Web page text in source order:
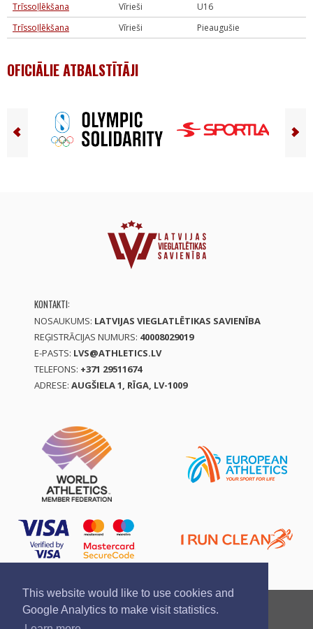
This website would like to use cookies and
Google Analytics to make visit statistics.
Trīssoļlēkšana
Vīrieši
U16
Trīssoļlēkšana
Vīrieši Pieaugušie
OFICIĀLIE ATBALSTĪTĀJI
KONTAKTI:
NOSAUKUMS: LATVIJAS VIEGLATLĒTIKAS SAVIENĪBA
REĢISTRĀCIJAS NUMURS: 40008029019
E-PASTS: LVS@ATHLETICS.LV
TELEFONS: +371 29511674
ADRESE: AUGŠIELA 1, RĪGA, LV-1009
Ziņo par pārkāpumu
Privātuma politika
Pirkšanas un atgriešanas noteikumi